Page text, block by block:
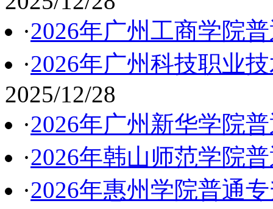
·2026年广州工商学院
·2026年广州科技职业
2025/12/28
·2026年广州新华学院
·2026年韩山师范学院
·2026年惠州学院普通